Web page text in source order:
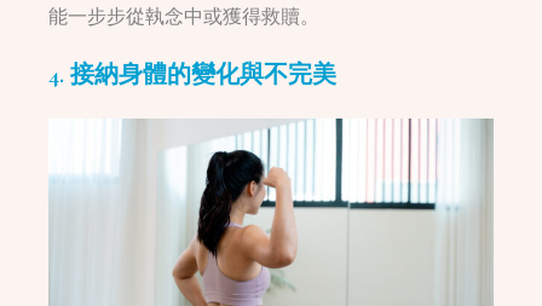
能一步步從執念中或獲得救贖。
4. 接納身體的變化與不完美